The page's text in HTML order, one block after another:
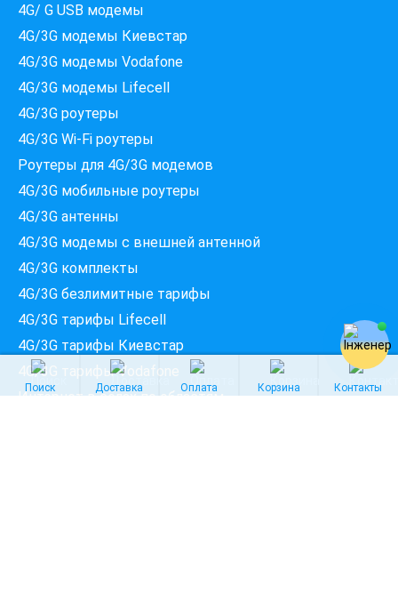
4G/ G USB модемы
4G/3G модемы Киевстар
4G/3G модемы Vodafone
4G/3G модемы Lifecell
4G/3G роутеры
4G/3G Wi-Fi роутеры
Роутеры для 4G/3G модемов
4G/3G мобильные роутеры
4G/3G антенны
4G/3G модемы c внешней антенной
4G/3G комплекты
4G/3G безлимитные тарифы
4G/3G тарифы Lifecell
4G/3G тарифы Киевстар
4G/3G тарифы Vodafone
Интернет в сёлах по областям
Поиск Доставка Оплата Корзина Контакты
Які провайдери працюють
за вашою адресою?
Перевірте доступність інтернету за 30 секунд
Введіть вашу адресу
Місто, вулиця та номер будинку
ПЕРЕВІРИТИ ПРОВАЙДЕРІВ